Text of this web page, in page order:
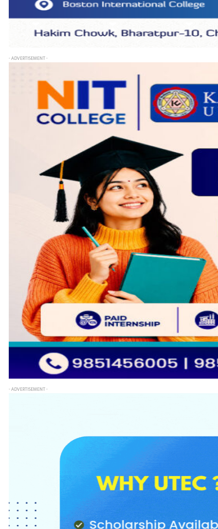
- ADVERTISEMENT -
- ADVERTISEMENT -